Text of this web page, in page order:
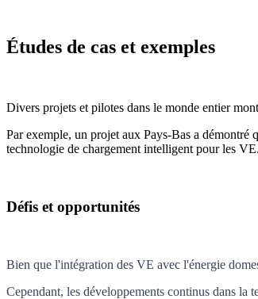
Études de cas et exemples
Divers projets et pilotes dans le monde entier
Par exemple, un projet aux Pays-Bas a démontré
technologie de chargement intelligent pour les VE.
Défis et opportunités
Bien que l'intégration des VE avec l'énergie
Cependant, les développements continus dans la